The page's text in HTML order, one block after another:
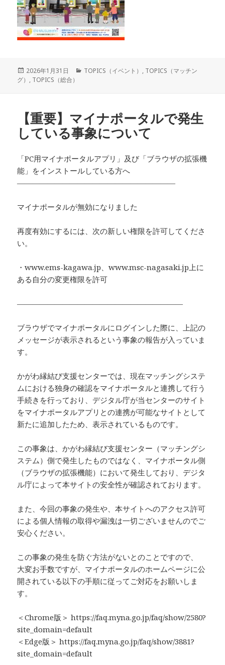
投
2026年1月31日
カ
TOPICS（イベント） , TOPICS（マッチン
グ） , TOPICS（総合）
【重要】マイナポータルで発生
している事象について
「PC用マイナポータルアプリ」及び「ブラウザの拡張機
能」をインストールしている方へ
—————————————————————
マイナポータルが無効になりました
再度有効にするには、次の新しい権限を許可してくださ
い。
・www.ems-kagawa.jp、www.msc-nagasaki.jp上に
ある自分の変更権限を許可
——————————————————————
ブラウザでマイナポータルにログインした際に、上記の
メッセージが表示されるという事象の報告が入っていま
す。
かがわ縁結び支援センターでは、現在マッチングシステ
ムにおける独身の確認をマイナポータルと連携して行う
手続きを行っており、デジタル庁が当センターのサイト
をマイナポータルアプリとの連携が可能なサイトとして
新たに追加したため、表示されているものです。
この事象は、かがわ縁結び支援センター（マッチングシ
ステム）側で発生したものではなく、マイナポータル側
（ブラウザの拡張機能）において発生しており、デジタ
ル庁によって本サイトの安全性が確認されております。
また、今回の事象の発生や、本サイトへのアクセス許可
による個人情報の取得や漏洩は一切ございませんのでご
安心ください。
この事象の発生を防ぐ方法がないとのことですので、
大変お手数ですが、マイナポータルのホームページに公
開されている以下の手順に従ってご対応をお願いしま
す。
＜Chrome版＞ https://faq.myna.go.jp/faq/show/2580?
site_domain=default
＜Edge版＞ https://faq.myna.go.jp/faq/show/3881?
site_domain=default